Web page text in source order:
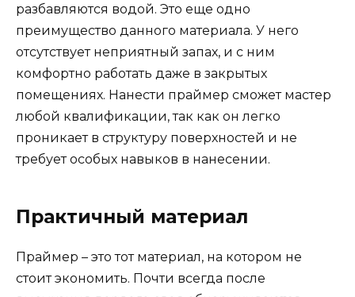
разбавляются водой. Это еще одно
преимущество данного материала. У него
отсутствует неприятный запах, и с ним
комфортно работать даже в закрытых
помещениях. Нанести праймер сможет мастер
любой квалификации, так как он легко
проникает в структуру поверхностей и не
требует особых навыков в нанесении.
Практичный материал
Праймер – это тот материал, на котором не
стоит экономить. Почти всегда после